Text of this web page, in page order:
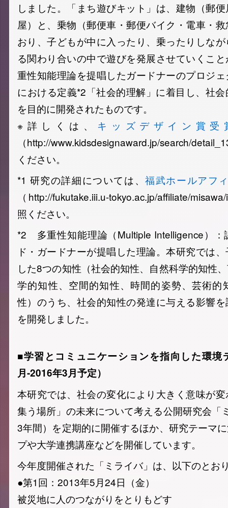
しました。「まち遊びキット」は、建物（郵
屋）と、乗物（郵便車・郵便バイク・電車・
おり、子どもが中に入ったり、乗ったりしな
る関わり合いの中で遊びを発展させていくこ
重性知能理論を提唱したガードナーのプロジ
における定義*2 「社会的理解」に着目し、社
を目的に開発されたものです。
※詳しくは、 キッズデザイン賞受
（http://www.kidsdesignaward.jp/search/
ください。
*1 研究の詳細については、福武ホールアフ
（http://fukutake.iii.u-tokyo.ac.jp/affiliate/
照ください。
*2 多重性知能理論（Multiple Intelligence）：
ド・ガードナーが提唱した理論。本研究では
した8つの知性（社会的知性、自然科学的知性
学的知性、空間的知性、時間的姿勢、芸術的
性）のうち、社会的知性の発達に与える影響
を開発しました。
■学習とコミュニケーションを指向した環境
月-2016年3月予定）
本研究では、社会の変化により大きく意味が
集う場所」の未来について考える公開研究会「
3年間）を定期的に開催するほか、研究テーマ
プや大学連携講座などを開催しています。
今年度開催された「ミライバ」は、以下のとお
●第1回：2013年5月24日（金）
被災地に人のつながりをとりもどす